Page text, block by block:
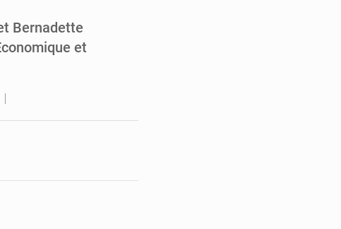
Bernadette
et